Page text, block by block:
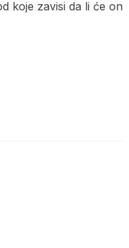
koje zavisi da li će on